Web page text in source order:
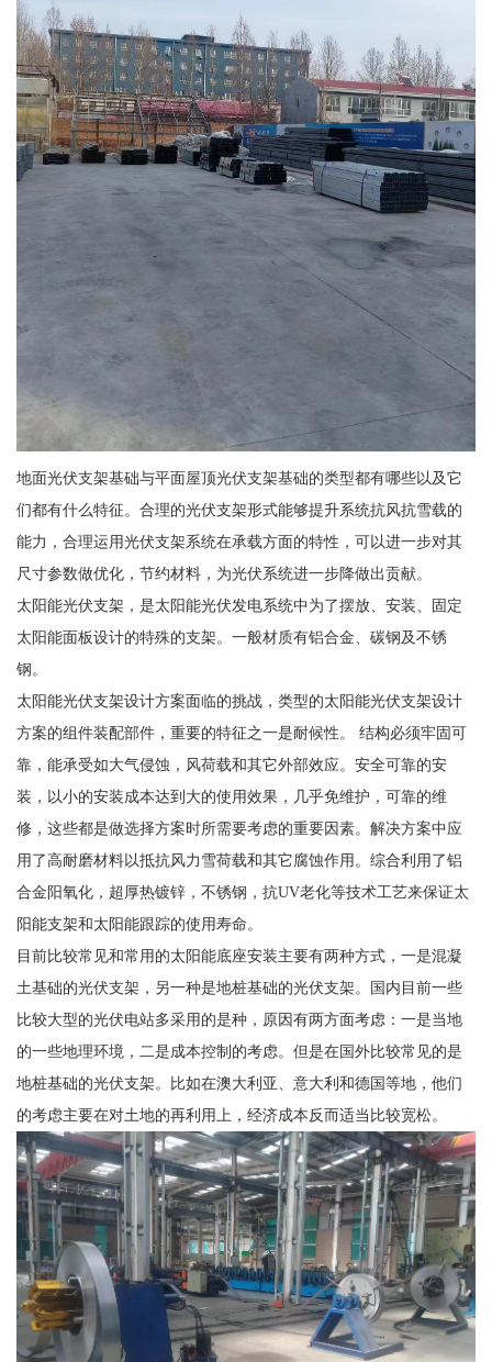
地面光伏支架基础与平面屋顶光伏支架基础的类型都有哪些以及它
们都有什么特征。合理的光伏支架形式能够提升系统抗风抗雪载的
能力，合理运用光伏支架系统在承载方面的特性，可以进一步对其
尺寸参数做优化，节约材料，为光伏系统进一步降做出贡献。
太阳能光伏支架，是太阳能光伏发电系统中为了摆放、安装、固定
太阳能面板设计的特殊的支架。一般材质有铝合金、碳钢及不锈
钢。
太阳能光伏支架设计方案面临的挑战，类型的太阳能光伏支架设计
方案的组件装配部件，重要的特征之一是耐候性。 结构必须牢固可
靠，能承受如大气侵蚀，风荷载和其它外部效应。安全可靠的安
装，以小的安装成本达到大的使用效果，几乎免维护，可靠的维
修，这些都是做选择方案时所需要考虑的重要因素。解决方案中应
用了高耐磨材料以抵抗风力雪荷载和其它腐蚀作用。综合利用了铝
合金阳氧化，超厚热镀锌，不锈钢，抗UV老化等技术工艺来保证太
阳能支架和太阳能跟踪的使用寿命。
目前比较常见和常用的太阳能底座安装主要有两种方式，一是混凝
土基础的光伏支架，另一种是地桩基础的光伏支架。国内目前一些
比较大型的光伏电站多采用的是种，原因有两方面考虑：一是当地
的一些地理环境，二是成本控制的考虑。但是在国外比较常见的是
地桩基础的光伏支架。比如在澳大利亚、意大利和德国等地，他们
的考虑主要在对土地的再利用上，经济成本反而适当比较宽松。